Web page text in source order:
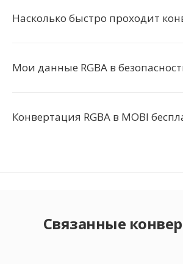
Насколько быстро проходит
Мои данные RGBA в
Конвертация RGBA в MOBI
Связанные